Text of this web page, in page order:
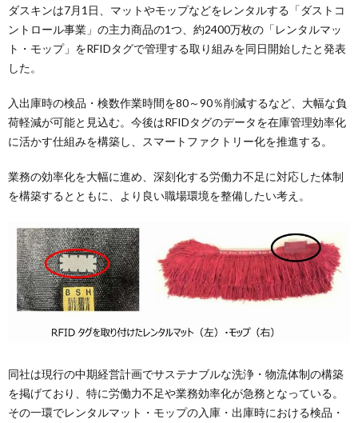
ダスキンは7月1日、マットやモップなどをレンタルする「ダストコ
ントロール事業」の主力商品の1つ、約2400万枚の「レンタルマッ
ト・モップ」をRFIDタグで管理する取り組みを同日開始したと発表
した。
入出庫時の検品・検数作業時間を80～90％削減するなど、大幅な負
荷軽減が可能と見込む。今後はRFIDタグのデータを在庫管理効率化
に活かす仕組みを構築し、スマートファクトリー化を推進する。
業務の効率化を大幅に進め、深刻化する労働力不足に対応した体制
を構築するとともに、より良い職場環境を整備したい考え。
同社は現行の中期経営計画でサステナブルな洗浄・物流体制の構築
を掲げており、特に労働力不足や業務効率化が急務となっている。
その一環でレンタルマット・モップの入庫・出庫時における検品・